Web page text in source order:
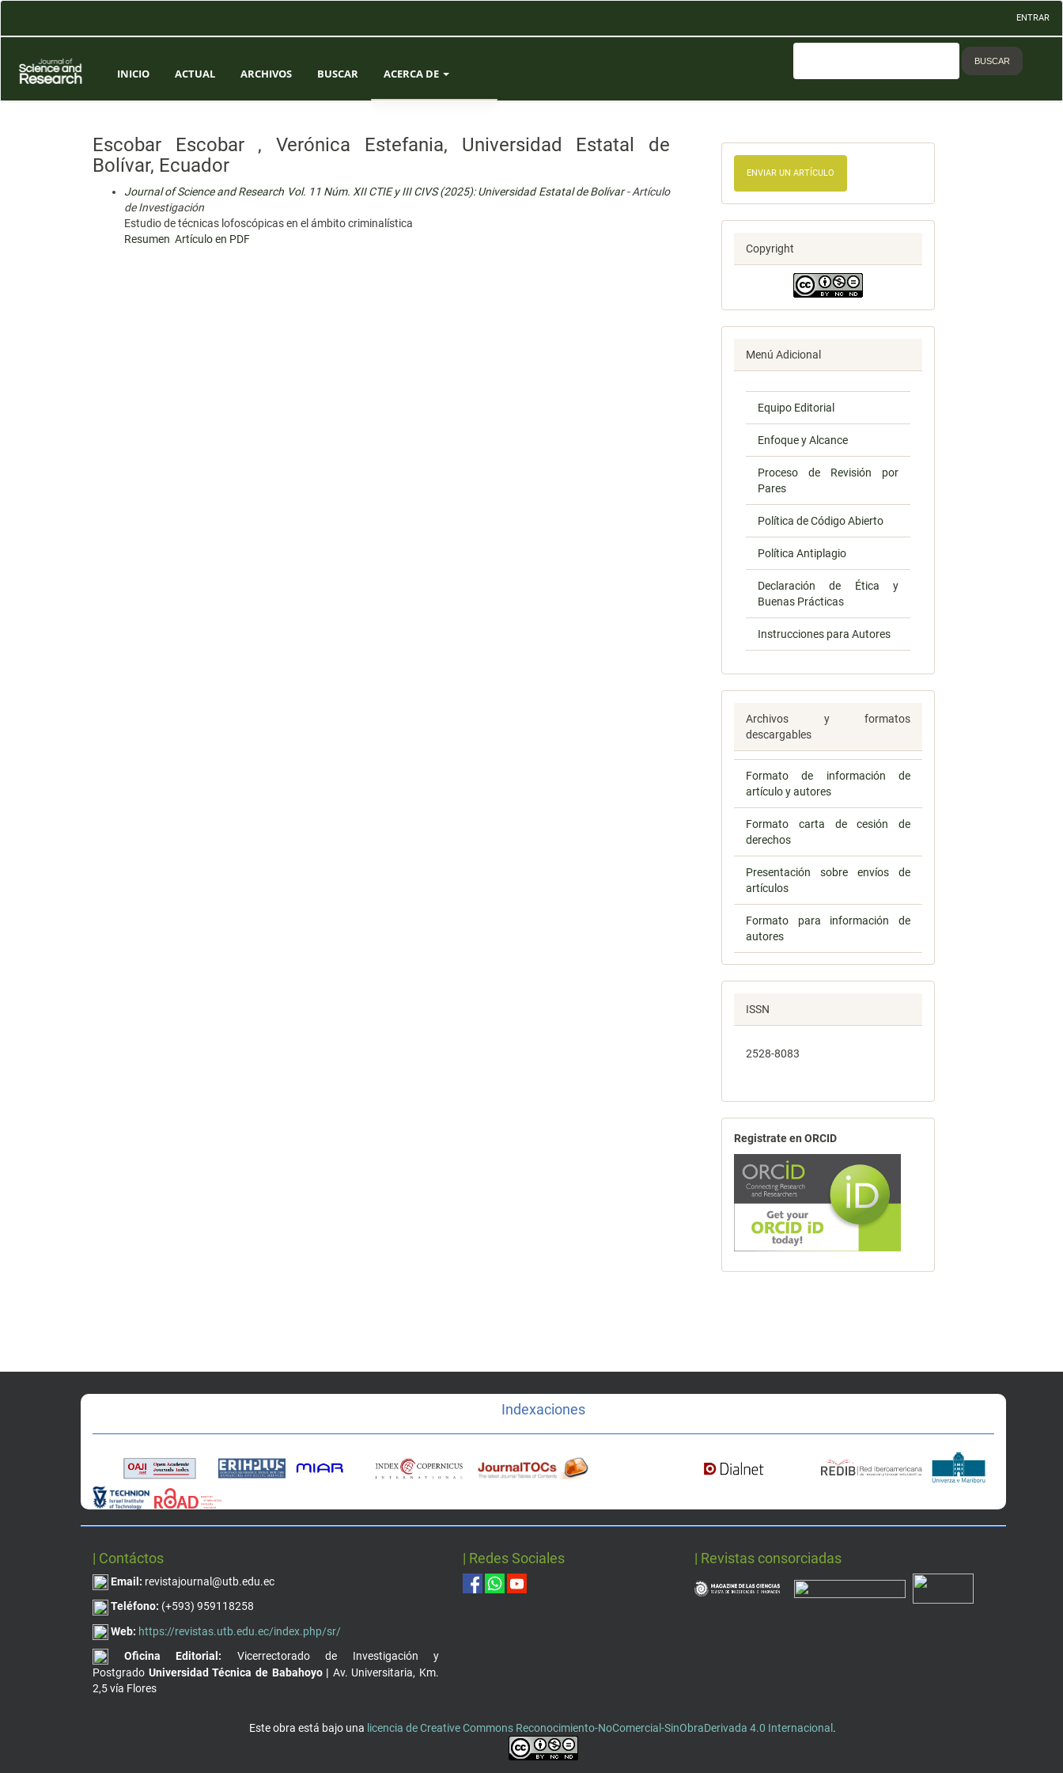
Contenido
Barra
lateral
ENTRAR
INICIO ACTUAL ARCHIVOS BUSCAR ACERCA DE
EQUIPO EDITORIAL
BUSCAR
Escobar Escobar , Verónica Estefania, Universidad Estatal de
Bolívar, Ecuador
Journal of Science and Research Vol. 11 Núm. XII CTIE y III CIVS (2025): Universidad Estatal de Bolívar- Artículo
de Investigación
Estudio de técnicas lofoscópicas en el ámbito criminalística
Resumen Artículo en PDF
ENVIAR UN ARTÍCULO
Copyright
Menú Adicional
Equipo Editorial
Enfoque y Alcance
Proceso de Revisión por
Pares
Política de Código Abierto
Política Antiplagio
Declaración de Ética y
Buenas Prácticas
Instrucciones para Autores
Archivos y formatos
descargables
Formato de información de
artículo y autores
Formato carta de cesión de
derechos
Presentación sobre envíos de
artículos
Formato para información de
autores
ISSN
2528-8083
Registrate en ORCID
Indexaciones
| Contáctos
Email: revistajournal@utb.edu.ec
Teléfono: (+593) 959118258
Web: https://revistas.utb.edu.ec/index.php/sr/
Oficina Editorial: Vicerrectorado de Investigación y
Postgrado Universidad Técnica de Babahoyo | Av. Universitaria, Km.
2,5 vía Flores
| Redes Sociales | Revistas consorciadas
Este obra está bajo una licencia de Creative Commons Reconocimiento-NoComercial-SinObraDerivada 4.0 Internacional .